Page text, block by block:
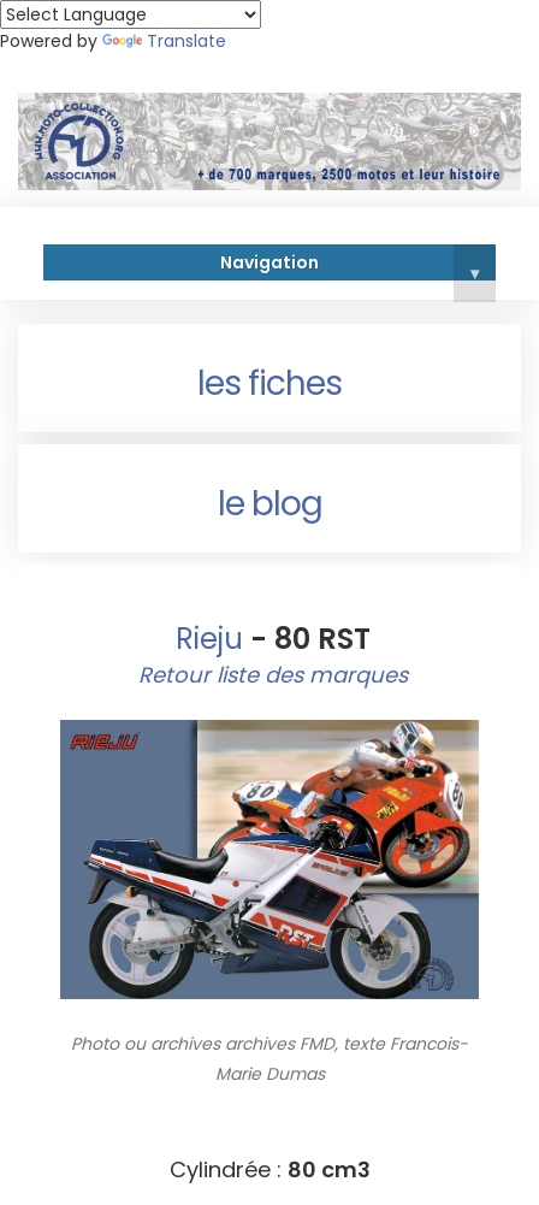
Powered by Translate
Navigation ▾
les fiches
le blog
Rieju - 80 RST
Retour liste des marques
Photo ou archivesarchives FMD, texte Francois-
Marie Dumas
Cylindrée : 80 cm3